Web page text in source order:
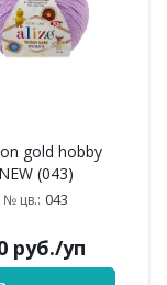
gold hobby
NEW (043)
№ цв.: 043
руб./уп